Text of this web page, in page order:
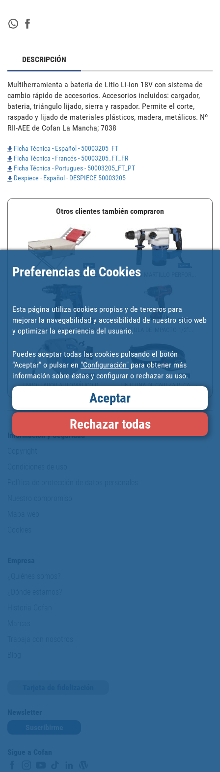
DESCRIPCIÓN
Multiherramienta a batería de Litio Li-ion 18V con sistema de
cambio rápido de accesorios. Accesorios incluidos: cargador,
bateria, triángulo lijado, sierra y raspador. Permite el corte,
raspado y lijado de materiales plásticos, madera, metálicos. Nº
RII-AEE de Cofan La Mancha; 7038
Ficha Técnica - Español - 50003205_FT
Ficha Técnica - Francés - 50003205_FT_FR
Ficha Técnica - Portugues - 50003205_FT_PT
Despiece - Español - DESPIECE 50003205
Otros clientes también compraron
TENDEDERO EXTENSIBLE EL... TALADRO MARTILLO PERFOR...
TALADRO DE IMPACTO 600W... PISTOLA DE IMPACTO 1/2"...
ENROLLADOR AUTOMÁTICO D... LINTERNA DE CABEZA RECA...
Información y Seguridad
Preferencias de Cookies
Esta página utiliza cookies propias y de terceros para
mejorar la navegabilidad y accesibilidad de nuestro sitio web
y optimizar la experiencia del usuario.
Puedes aceptar todas las cookies pulsando el botón
“Aceptar” o pulsar en "Configuración" para obtener más
información sobre éstas y configurar o rechazar su uso.
Aceptar
Rechazar todas